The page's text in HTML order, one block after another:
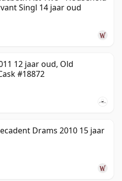
Singl 14 jaar oud
12 jaar oud, Old
#18872
Drams 2010 15 jaar